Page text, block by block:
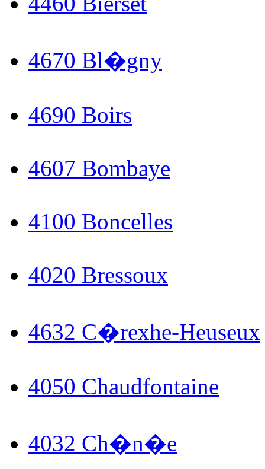
4670 Bl�gny
4690 Boirs
4607 Bombaye
4100 Boncelles
4020 Bressoux
4632 C�rexhe-Heuseux
4050 Chaudfontaine
4032 Ch�n�e